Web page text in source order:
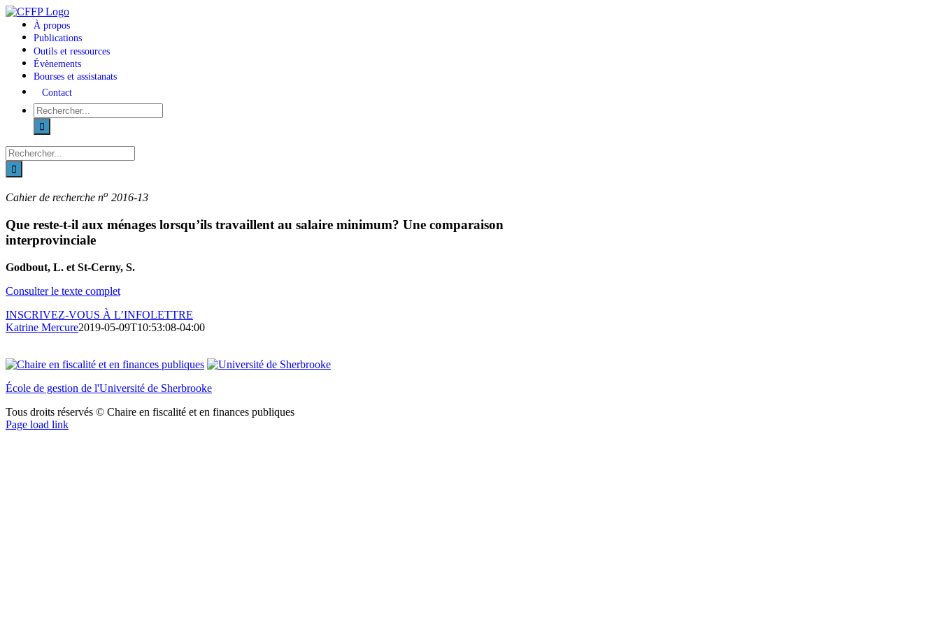
Skip
content
À propos
Publications
Outils et ressources
Évènements
Bourses et assistanats
Contact
Recherche
sur
le
site
:
Recherche
sur
le
:Cahier de recherche no 2016-13
Que reste-t-il aux ménages lorsqu’ils travaillent au salaire minimum? Une comparaison
interprovinciale
Godbout, L. et St-Cerny, S.
Consulter le texte complet
INSCRIVEZ-VOUS À L’INFOLETTRE
Katrine Mercure2019-05-09T10:53:08-04:00
École de gestion de l'Université de Sherbrooke
Tous droits réservés © Chaire en fiscalité et en finances publiques
YouTube
Page load link